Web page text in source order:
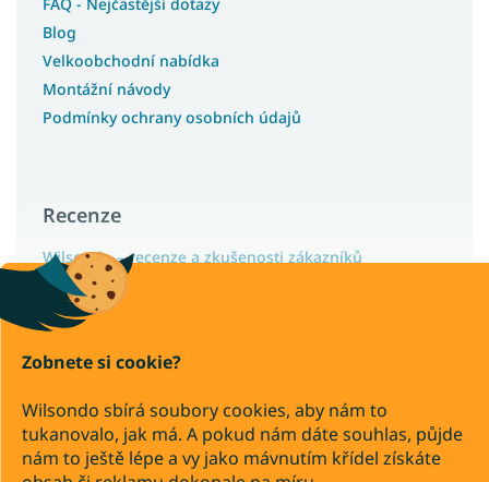
Zobnete si cookie?
Wilsondo sbírá soubory cookies, aby nám to
tukanovalo, jak má. A pokud nám dáte souhlas, půjde
nám to ještě lépe a vy jako mávnutím křídel získáte
Blog
Velkoobchodní nabídka
Montážní návody
Podmínky ochrany osobních údajů
Recenze
Wilsondo – recenze a zkušenosti zákazníků
Převod Dobírka
Copyright 2026
. Všechna práva vyhrazena.
Upravit nastavení cookies